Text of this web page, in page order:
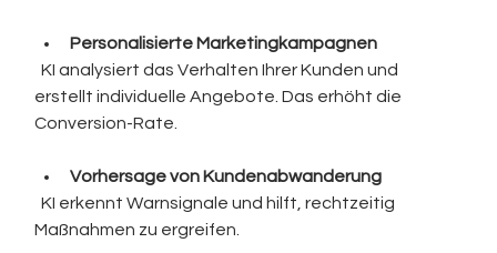
Personalisierte Marketingkampagnen
  KI analysiert das Verhalten Ihrer Kunden und
erstellt individuelle Angebote. Das erhöht die
Conversion-Rate.
Vorhersage von Kundenabwanderung
  KI erkennt Warnsignale und hilft, rechtzeitig
Maßnahmen zu ergreifen.